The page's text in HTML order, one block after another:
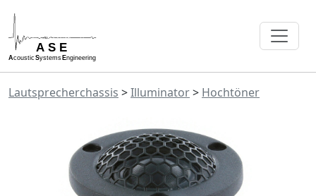
Lautsprecherchassis >Illuminator> Hochtöner